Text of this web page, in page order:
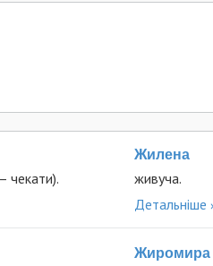
чекати).
Жилена
живуча.
Детальніше
Жиромира